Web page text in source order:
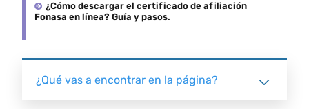
¿Cómo descargar el certificado de afiliación
Fonasa en línea? Guía y pasos.
¿Qué vas a encontrar en la página?